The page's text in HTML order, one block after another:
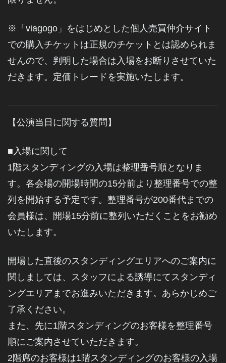
※「viagogo」をはじめとした個人売買仲介サイト
での購入チケットは正規のチケットとは認められま
せんので、判明した場合は入場をお断りさせていた
だきます。定価トレードを実施いたします。
【公演当日に関する質問】
■入場に関して
1階スタンディングの入場は整理番号順となりま
す。各会場の開場時間の15分前より整理番号での整
列を開始する予定です。整理番号が200番代までの
会員様は、開場15分前に整列いただくことをお勧め
いたします。
開場した直後のスタンディングエリアへのご案内に
関しましては、スタッフによる誘導にてスタンディ
ングエリアまでお進みいただきます。あらかじめご
了承ください。
また、先に1階スタンディングのお客様を整理番号
順にご案内させていただきます。
2階席のお客様は1階スタンディングのお客様の入場